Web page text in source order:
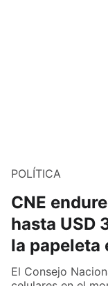
POLÍTICA
CNE
hasta USD
la papeleta
El Consejo